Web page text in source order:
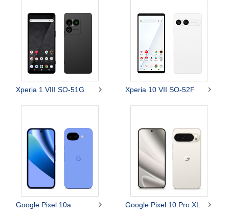
Xperia 1 VIII SO-51G  Xperia 10 VII SO-52F 
Google Pixel 10a  Google Pixel 10 Pro XL 